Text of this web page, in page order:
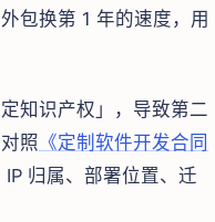
包换第 1 年的速度，用
知识产权」，导致第二
照 《定制软件开发合同
归属、部署位置、迁